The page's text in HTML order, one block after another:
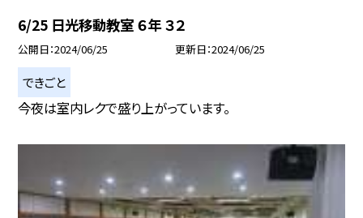
6/25 日光移動教室 ６年 ３２
公開日 2024/06/25 更新日 2024/06/25
できごと
今夜は室内レクで盛り上がっています。